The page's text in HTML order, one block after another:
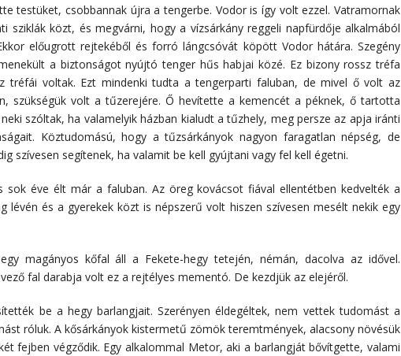
testüket, csobbannak újra a tengerbe. Vodor is így volt ezzel. Vatramornak
sziklák közt, és megvárni, hogy a vízsárkány reggeli napfürdője alkalmából
előugrott rejtekéből és forró lángcsóvát köpött Vodor hátára. Szegény
a biztonságot nyújtó tenger hűs habjai közé. Ez bizony rossz tréfa
tréfái voltak. Ezt mindenki tudta a tengerparti faluban, de mivel ő volt az
szükségük volt a tűzerejére. Ő hevítette a kemencét a péknek, ő tartotta
szóltak, ha valamelyik házban kialudt a tűzhely, meg persze az apja iránti
Köztudomású, hogy a tűzsárkányok nagyon faragatlan népség, de
szívesen segítenek, ha valamit be kell gyújtani vagy fel kell égetni.
sok éve élt már a faluban. Az öreg kovácsot fiával ellentétben kedvelték a
lévén és a gyerekek közt is népszerű volt hiszen szívesen mesélt nekik egy
magányos kőfal áll a Fekete-hegy tetején, némán, dacolva az idővel.
fal darabja volt ez a rejtélyes mementó. De kezdjük az elejéről.
be a hegy barlangjait. Szerényen éldegéltek, nem vettek tudomást a
róluk. A kősárkányok kistermetű zömök teremtmények, alacsony növésük
fejben végződik. Egy alkalommal Metor, aki a barlangját bővítgette, valami